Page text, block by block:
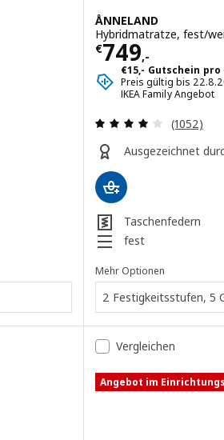
ÅNNELAND
Hybridmatratze, fest/
€749,-
Preis € 749,-
€15,- Gutschein
Preis gültig bis
IKEA Family Angebot
(1052)
Ausgezeichnet
Taschenfedern
fest
Mehr Optionen
2 Festigkeitsstufen, 5
Vergleichen
Angebot im